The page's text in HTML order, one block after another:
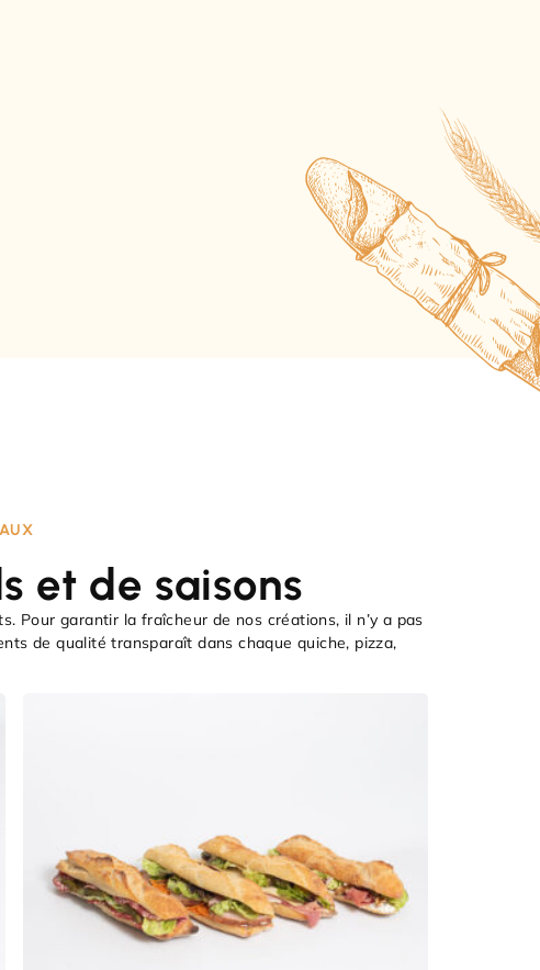
et de saisons
Pour garantir la fraîcheur de nos créations, il n’y a pas
de qualité transparaît dans chaque quiche, pizza,